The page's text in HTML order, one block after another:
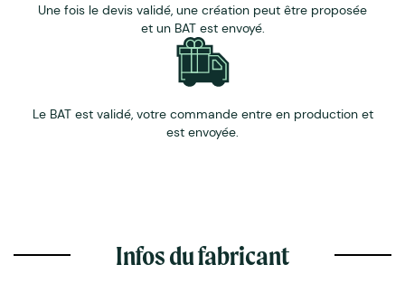
Une fois le devis validé, une création peut être proposée
et un BAT est envoyé.
Le BAT est validé, votre commande entre en production et
est envoyée.
Infos du fabricant